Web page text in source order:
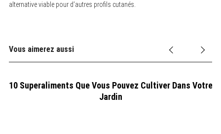
alternative viable pour d’autres profils cutanés.
Vous aimerez aussi
10 Superaliments Que Vous Pouvez Cultiver Dans Votre
Jardin